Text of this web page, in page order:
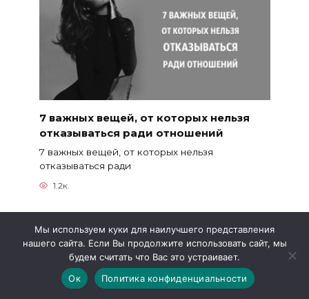
7 важных вещей, от которых нельзя
отказываться ради отношений
7 важных вещей, от которых нельзя
отказываться ради
1.2к.
Мы используем куки для наилучшего представления
нашего сайта. Если Вы продолжите использовать сайт, мы
будем считать что Вас это устраивает.
Ок
Политика конфиденциальности